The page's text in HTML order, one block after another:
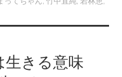
きる意味